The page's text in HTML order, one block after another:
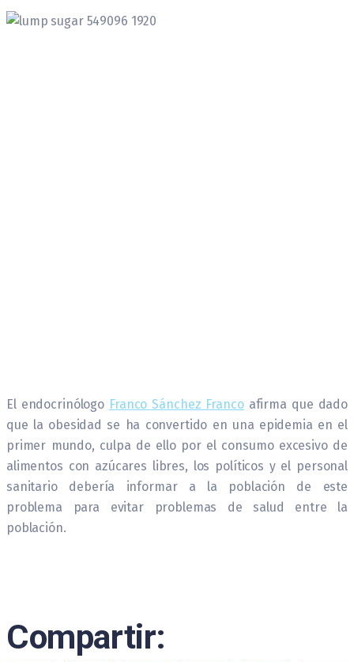
El endocrinólogo Franco Sánchez Francoafirma que dado
que la obesidad se ha convertido en una epidemia en el
primer mundo, culpa de ello por el consumo excesivo de
alimentos con azúcares libres, los políticos y el personal
sanitario debería informar a la población de este
problema para evitar problemas de salud entre la
población.
Compartir: